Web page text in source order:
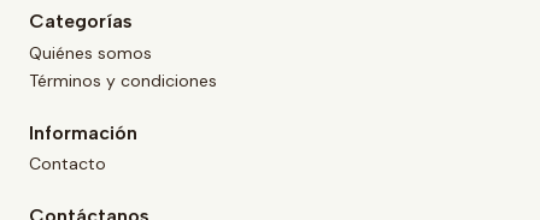
Categorías
Quiénes somos
Términos y condiciones
Información
Contacto